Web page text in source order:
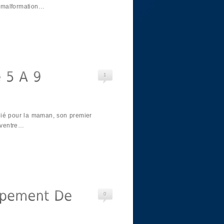
1
pour la maman, son premier
0